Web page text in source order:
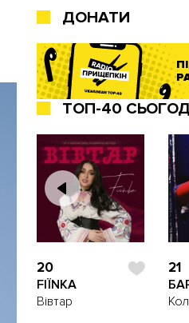
ДОНАТИ
ТОП-40
20
FIЇNKA
Вівтар
21